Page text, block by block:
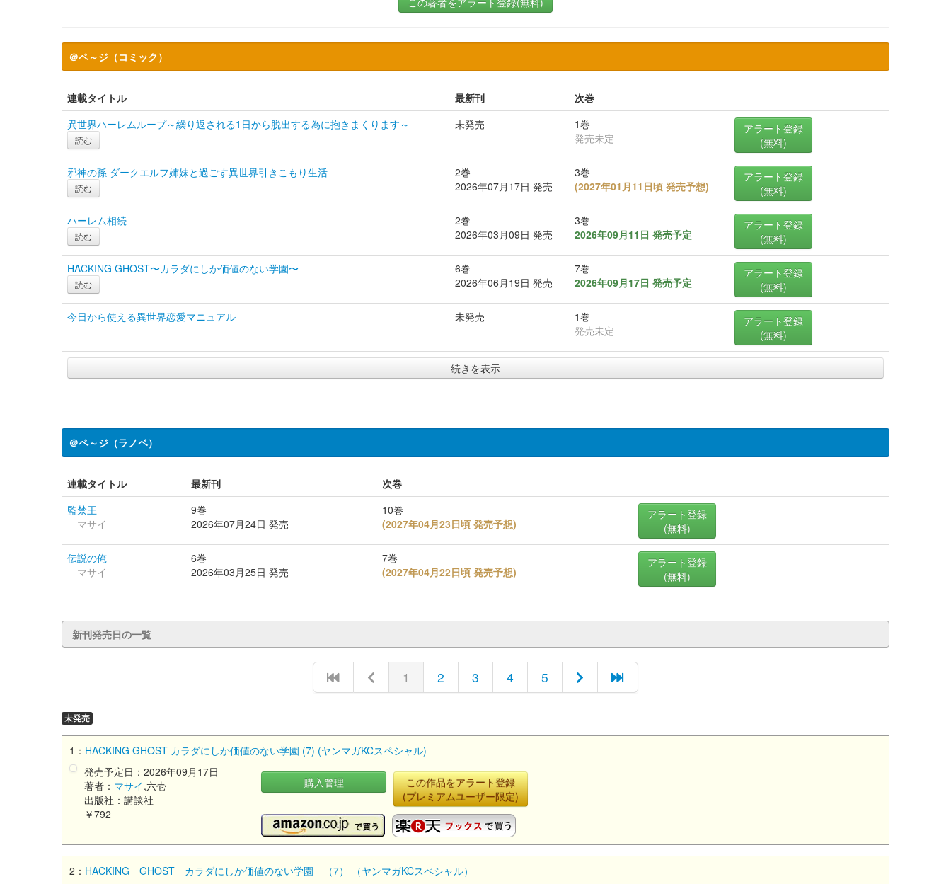
＠ペ～ジ（コミック）
連載タイトル 最新刊
次巻
異世界ハーレムループ～繰り返される1日から脱出する為に抱きまくります～
読む
未発売
1巻
発売未定
アラート登録
(無料)
邪神の孫 ダークエルフ姉妹と過ごす異世界引きこもり生活
読む
2巻
2026年07月17日 発売
3巻
(2027年01月11日頃 発売予想)
アラート登録
(無料)
ハーレム相続
読む
2巻
2026年03月09日 発売
3巻
2026年09月11日 発売予定
アラート登録
(無料)
HACKING GHOST〜カラダにしか価値のない学園〜
読む
6巻
2026年06月19日 発売
7巻
2026年09月17日 発売予定
アラート登録
(無料)
今日から使える異世界恋愛マニュアル 未発売
1巻
発売未定
アラート登録
(無料)
続きを表示
＠ペ～ジ（ラノベ）
連載タイトル 最新刊
次巻
監禁王
マサイ
9巻
2026年07月24日 発売
10巻
(2027年04月23日頃 発売予想)
アラート登録
(無料)
伝説の俺
マサイ
6巻
2026年03月25日 発売
7巻
(2027年04月22日頃 発売予想)
アラート登録
(無料)
新刊発売日の一覧
1 2 3 4 5
未発売
1： HACKING GHOST カラダにしか価値のない学園 (7) (ヤンマガKCスペシャル)
発売予定日：2026年09月17日
著者： マサイ,六壱
出版社：講談社
￥792
購入管理
この作品をアラート登録
(プレミアムユーザー限定)
2： HACKING GHOST カラダにしか価値のない学園 （7） （ヤンマガKCスペシャル）